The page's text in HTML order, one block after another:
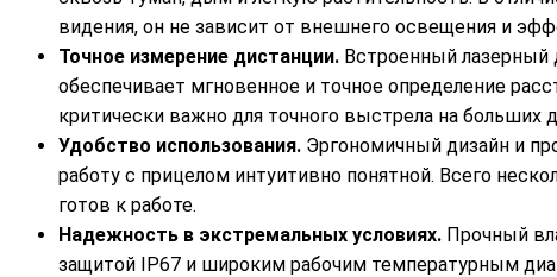
видения, он не зависит от внешнего освещения и
Точное измерение дистанции. Встроенный лазерный
обеспечивает мгновенное и точное определение
критически важно для точного выстрела на больших
Удобство использования. Эргономичный дизайн и
работу с прицелом интуитивно понятной. Всего
готов к работе.
Надежность в экстремальных условиях. Прочный
защитой IP67 и широким рабочим температурным